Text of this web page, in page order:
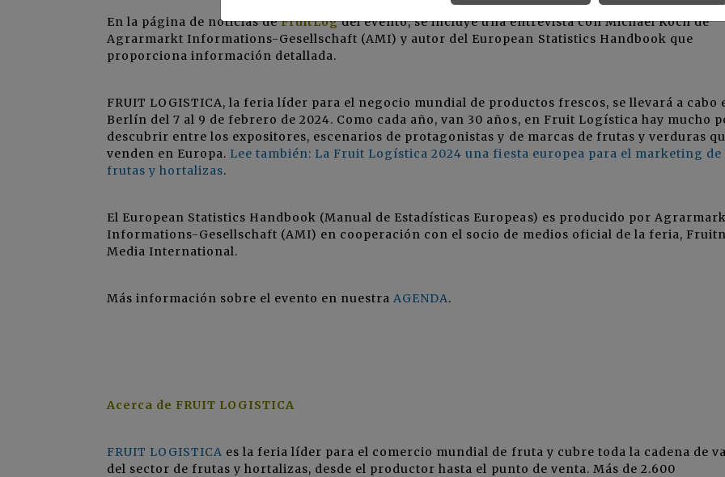
En la página de noticias deFruitLogdel evento, se incluye una entrevista con Michael Koch de
Agrarmarkt Informations-Gesellschaft (AMI) y autor del European Statistics Handbook que
proporciona información detallada.
FRUIT LOGISTICA, la feria líder para el negocio mundial de productos frescos, se llevará a cabo
Berlín del 7 al 9 de febrero de 2024. Como cada año, van 30 años, en Fruit Logística hay mucho
descubrir entre los expositores, escenarios de protagonistas y de marcas de frutas y verduras
venden en Europa. Lee también: La Fruit Logística 2024 una fiesta europea para el marketing de
frutas y hortalizas.
El European Statistics Handbook (Manual de Estadísticas Europeas) es producido por
Informations-Gesellschaft (AMI) en cooperación con el socio de medios oficial de la feria,
Media International.
Más información sobre el evento en nuestraAGENDA.
Acerca de FRUIT LOGISTICA
FRUIT LOGISTICA es la feria líder para el comercio mundial de fruta y cubre toda la cadena de
del sector de frutas y hortalizas, desde el productor hasta el punto de venta. Más de 2.600